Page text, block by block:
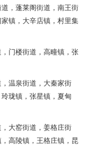
，蓬莱阁街道，南王街
镇，大辛店镇，村里集
门楼街道，高疃镇，张
温泉街道，大秦家街
珑镇，张星镇，夏甸
大窑街道，姜格庄街
高陵镇，王格庄镇，昆